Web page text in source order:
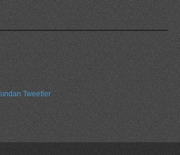
Tweetler